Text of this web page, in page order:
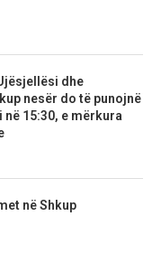
dhe
nesër do të punojnë
në 15:30, e mërkura
në Shkup